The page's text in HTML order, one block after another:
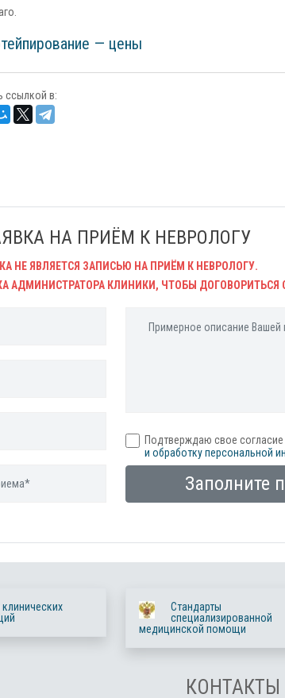
— цены
ссылкой в:
НА ПРИЁМ К НЕВРОЛОГУ
НЕ ЯВЛЯЕТСЯ ЗАПИСЬЮ НА ПРИЁМ К НЕВРОЛОГУ.
АДМИНИСТРАТОРА КЛИНИКИ, ЧТОБЫ ДОГОВОРИТЬСЯ
Подтверждаю свое согласие
и обработку персональной
Заполните
Стандарты
специализированной
медицинской помощи
КОНТАКТЫ